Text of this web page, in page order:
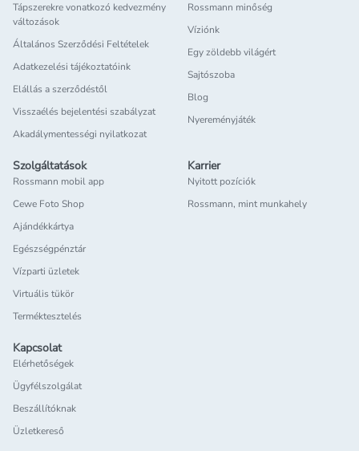
Tápszerekre vonatkozó kedvezmény
változások
Általános Szerződési Feltételek
Adatkezelési tájékoztatóink
Elállás a szerződéstől
Visszaélés bejelentési szabályzat
Akadálymentességi nyilatkozat
Rossmann minőség
Víziónk
Egy zöldebb világért
Sajtószoba
Blog
Nyereményjáték
Szolgáltatások
Rossmann mobil app
Cewe Foto Shop
Ajándékkártya
Egészségpénztár
Vízparti üzletek
Virtuális tükör
Terméktesztelés
Karrier
Nyitott pozíciók
Rossmann, mint munkahely
Kapcsolat
Elérhetőségek
Ügyfélszolgálat
Beszállítóknak
Üzletkereső